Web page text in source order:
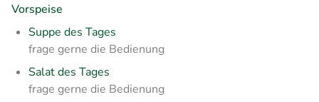
Vorspeise
Suppe des Tages
frage gerne die Bedienung
Salat des Tages
frage gerne die Bedienung